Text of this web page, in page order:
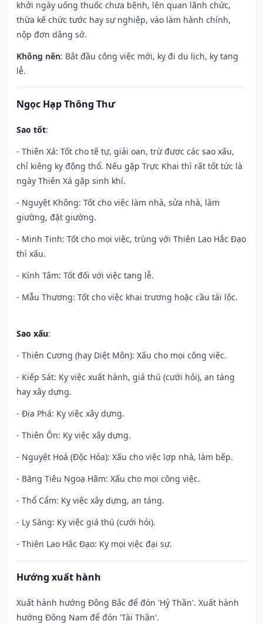
khởi ngày uống thuốc chưa bệnh, lên quan lãnh chức,
thừa kế chức tước hay sự nghiệp, vào làm hành chính,
nộp đơn dâng sớ.
Không nên: Bắt đầu công việc mới, kỵ đi du lịch, kỵ tang
lễ.
Ngọc Hạp Thông Thư
Sao tốt:
- Thiên Xá: Tốt cho tế tự, giải oan, trừ được các sao xấu,
chỉ kiêng kỵ động thổ. Nếu gặp Trực Khai thì rất tốt tức là
ngày Thiên Xá gặp sinh khí.
- Nguyệt Không: Tốt cho việc làm nhà, sửa nhà, làm
giường, đặt giường.
- Minh Tinh: Tốt cho mọi việc, trùng với Thiên Lao Hắc Đạo
thì xấu.
- Kính Tâm: Tốt đối với việc tang lễ.
- Mẫu Thương: Tốt cho việc khai trương hoặc cầu tài lộc.
Sao xấu:
- Thiên Cương (hay Diệt Môn): Xấu cho mọi công việc.
- Kiếp Sát: Kỵ việc xuất hành, giá thú (cưới hỏi), an táng
hay xây dựng.
- Địa Phá: Kỵ việc xây dựng.
- Thiên Ôn: Kỵ việc xây dựng.
- Nguyệt Hoả (Độc Hỏa): Xấu cho việc lợp nhà, làm bếp.
- Băng Tiêu Ngoạ Hãm: Xấu cho mọi công việc.
- Thổ Cẩm: Kỵ việc xây dựng, an táng.
- Ly Sàng: Kỵ việc giá thú (cưới hỏi).
- Thiên Lao Hắc Đạo: Kỵ mọi việc đại sự.
Hướng xuất hành
Xuất hành hướng Đông Bắc để đón 'Hỷ Thần'. Xuất hành
hướng Đông Nam để đón 'Tài Thần'.